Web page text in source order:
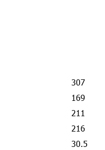
307
169
211
216
30.5